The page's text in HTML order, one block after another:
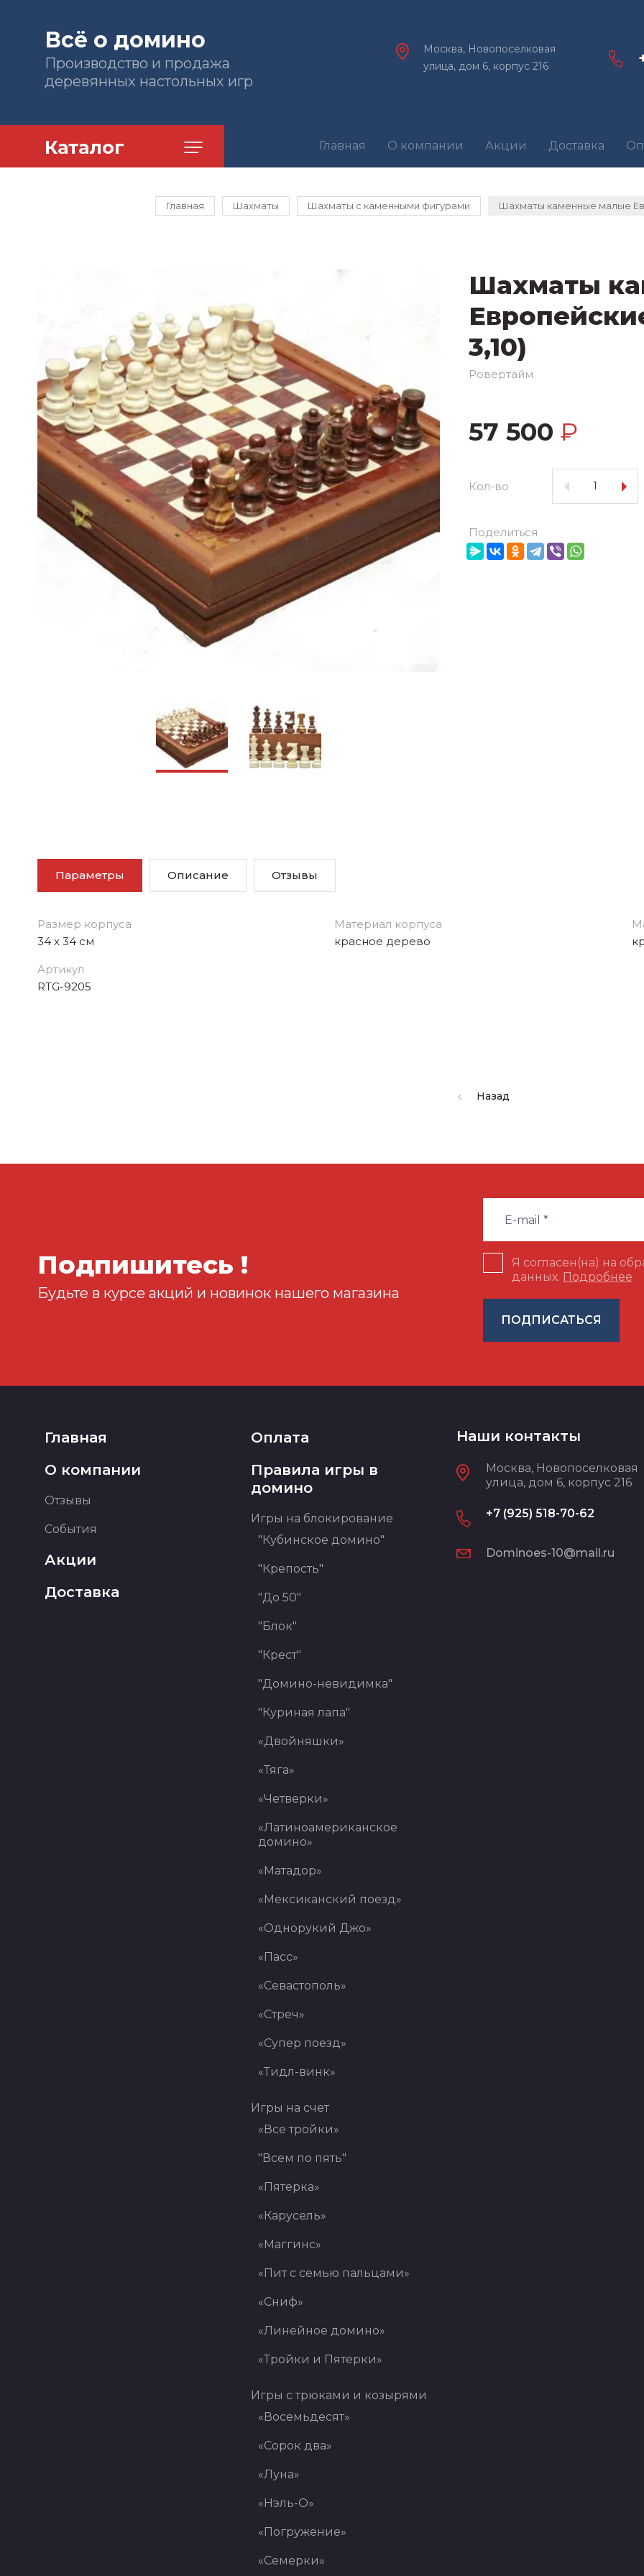
Всё о домино
Производство и продажа
деревянных настольных игр
Москва, Новопоселковая
улица, дом 6, корпус 216
Каталог Главная О компании Акции Доставка
Главная Шахматы Шахматы с каменными фигурами Шахматы каменные малые
Шахматы
3,10)
Ровертайм
57 500 ₽
Кол-во
Поделиться
Параметры Описание Отзывы
Размер корпуса
34 х 34 см
Материал корпуса
красное дерево
Артикул
RTG-9205
Назад
Подпишитесь !
Будьте в курсе акций и новинок нашего магазина
Я согласен(на) на
данных. Подробнее
ПОДПИСАТЬСЯ
Главная
О компании
Отзывы
События
Акции
Доставка
Оплата
Правила игры в
домино
Игры на блокирование
"Кубинское домино"
"Крепость"
"До 50"
"Блок"
"Крест"
"Домино-невидимка"
"Куриная лапа"
«Двойняшки»
«Тяга»
«Четверки»
«Латиноамериканское
домино»
«Матадор»
«Мексиканский поезд»
«Однорукий Джо»
«Пасс»
«Севастополь»
«Стреч»
«Супер поезд»
«Тидл-винк»
Игры на счет
«Все тройки»
"Всем по пять"
«Пятерка»
«Карусель»
«Маггинс»
«Пит с семью пальцами»
«Сниф»
«Линейное домино»
«Тройки и Пятерки»
Игры с трюками и козырями
«Восемьдесят»
«Сорок два»
«Луна»
«Нэль-О»
«Погружение»
«Семерки»
Наши контакты
Москва, Новопоселковая
улица, дом 6, корпус 216
+7 (925) 518-70-62
Dominoes-10@mail.ru